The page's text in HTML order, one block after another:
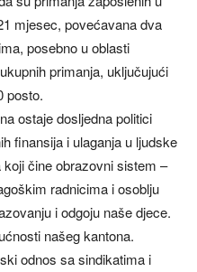
mjesec, povećavana dva
posebno u oblasti
primanja, uključujući
posto.
ostaje dosljedna politici
finansija i ulaganja u ljudske
čine obrazovni sistem –
radnicima i osoblju
i odgoju naše djece.
našeg kantona.
odnos sa sindikatima i